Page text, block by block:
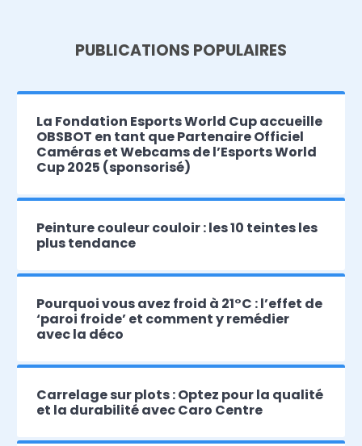
PUBLICATIONS POPULAIRES
La Fondation Esports World Cup accueille
OBSBOT en tant que Partenaire Officiel
Caméras et Webcams de l’Esports World
Cup 2025 (sponsorisé)
Peinture couleur couloir : les 10 teintes les
plus tendance
Pourquoi vous avez froid à 21°C : l’effet de
‘paroi froide’ et comment y remédier
avec la déco
Carrelage sur plots : Optez pour la qualité
et la durabilité avec Caro Centre